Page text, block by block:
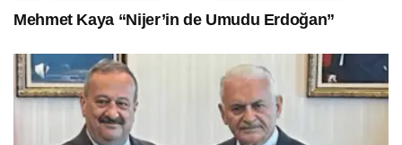
Mehmet Kaya “Nijer’in de Umudu Erdoğan”